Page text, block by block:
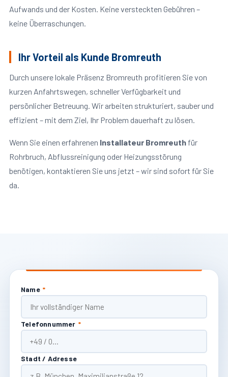
Aufwands und der Kosten. Keine versteckten Gebühren –
keine Überraschungen.
Ihr Vorteil als Kunde Bromreuth
Durch unsere lokale Präsenz Bromreuth profitieren Sie von
kurzen Anfahrtswegen, schneller Verfügbarkeit und
persönlicher Betreuung. Wir arbeiten strukturiert, sauber und
effizient – mit dem Ziel, Ihr Problem dauerhaft zu lösen.
Wenn Sie einen erfahrenen Installateur Bromreuthfür
Rohrbruch, Abflussreinigung oder Heizungsstörung
benötigen, kontaktieren Sie uns jetzt – wir sind sofort für Sie
da.
Name *
Telefonnummer *
Stadt / Adresse